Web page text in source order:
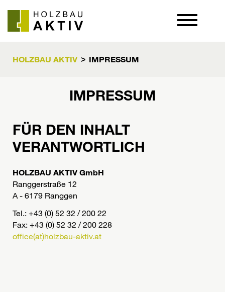
HOLZBAU AKTIV > IMPRESSUM
IMPRESSUM
FÜR DEN INHALT
VERANTWORTLICH
HOLZBAU AKTIV GmbH
Ranggerstraße 12
A - 6179 Ranggen
Tel.: +43 (0) 52 32 / 200 22
Fax: +43 (0) 52 32 / 200 228
office(at)holzbau-aktiv.at